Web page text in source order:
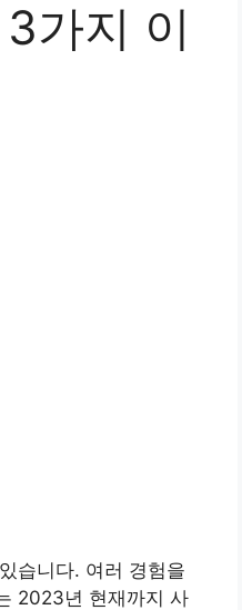
가지 이
습니다. 여러 경험을
2023년 현재까지 사